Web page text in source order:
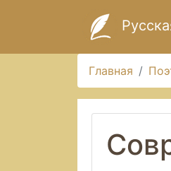
Главная